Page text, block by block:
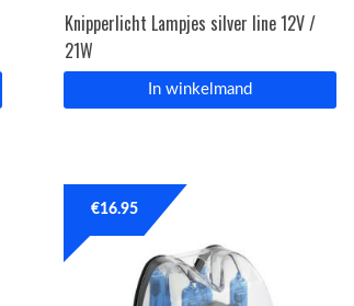
Knipperlicht Lampjes silver line 12V /
21W
In winkelmand
€16.95